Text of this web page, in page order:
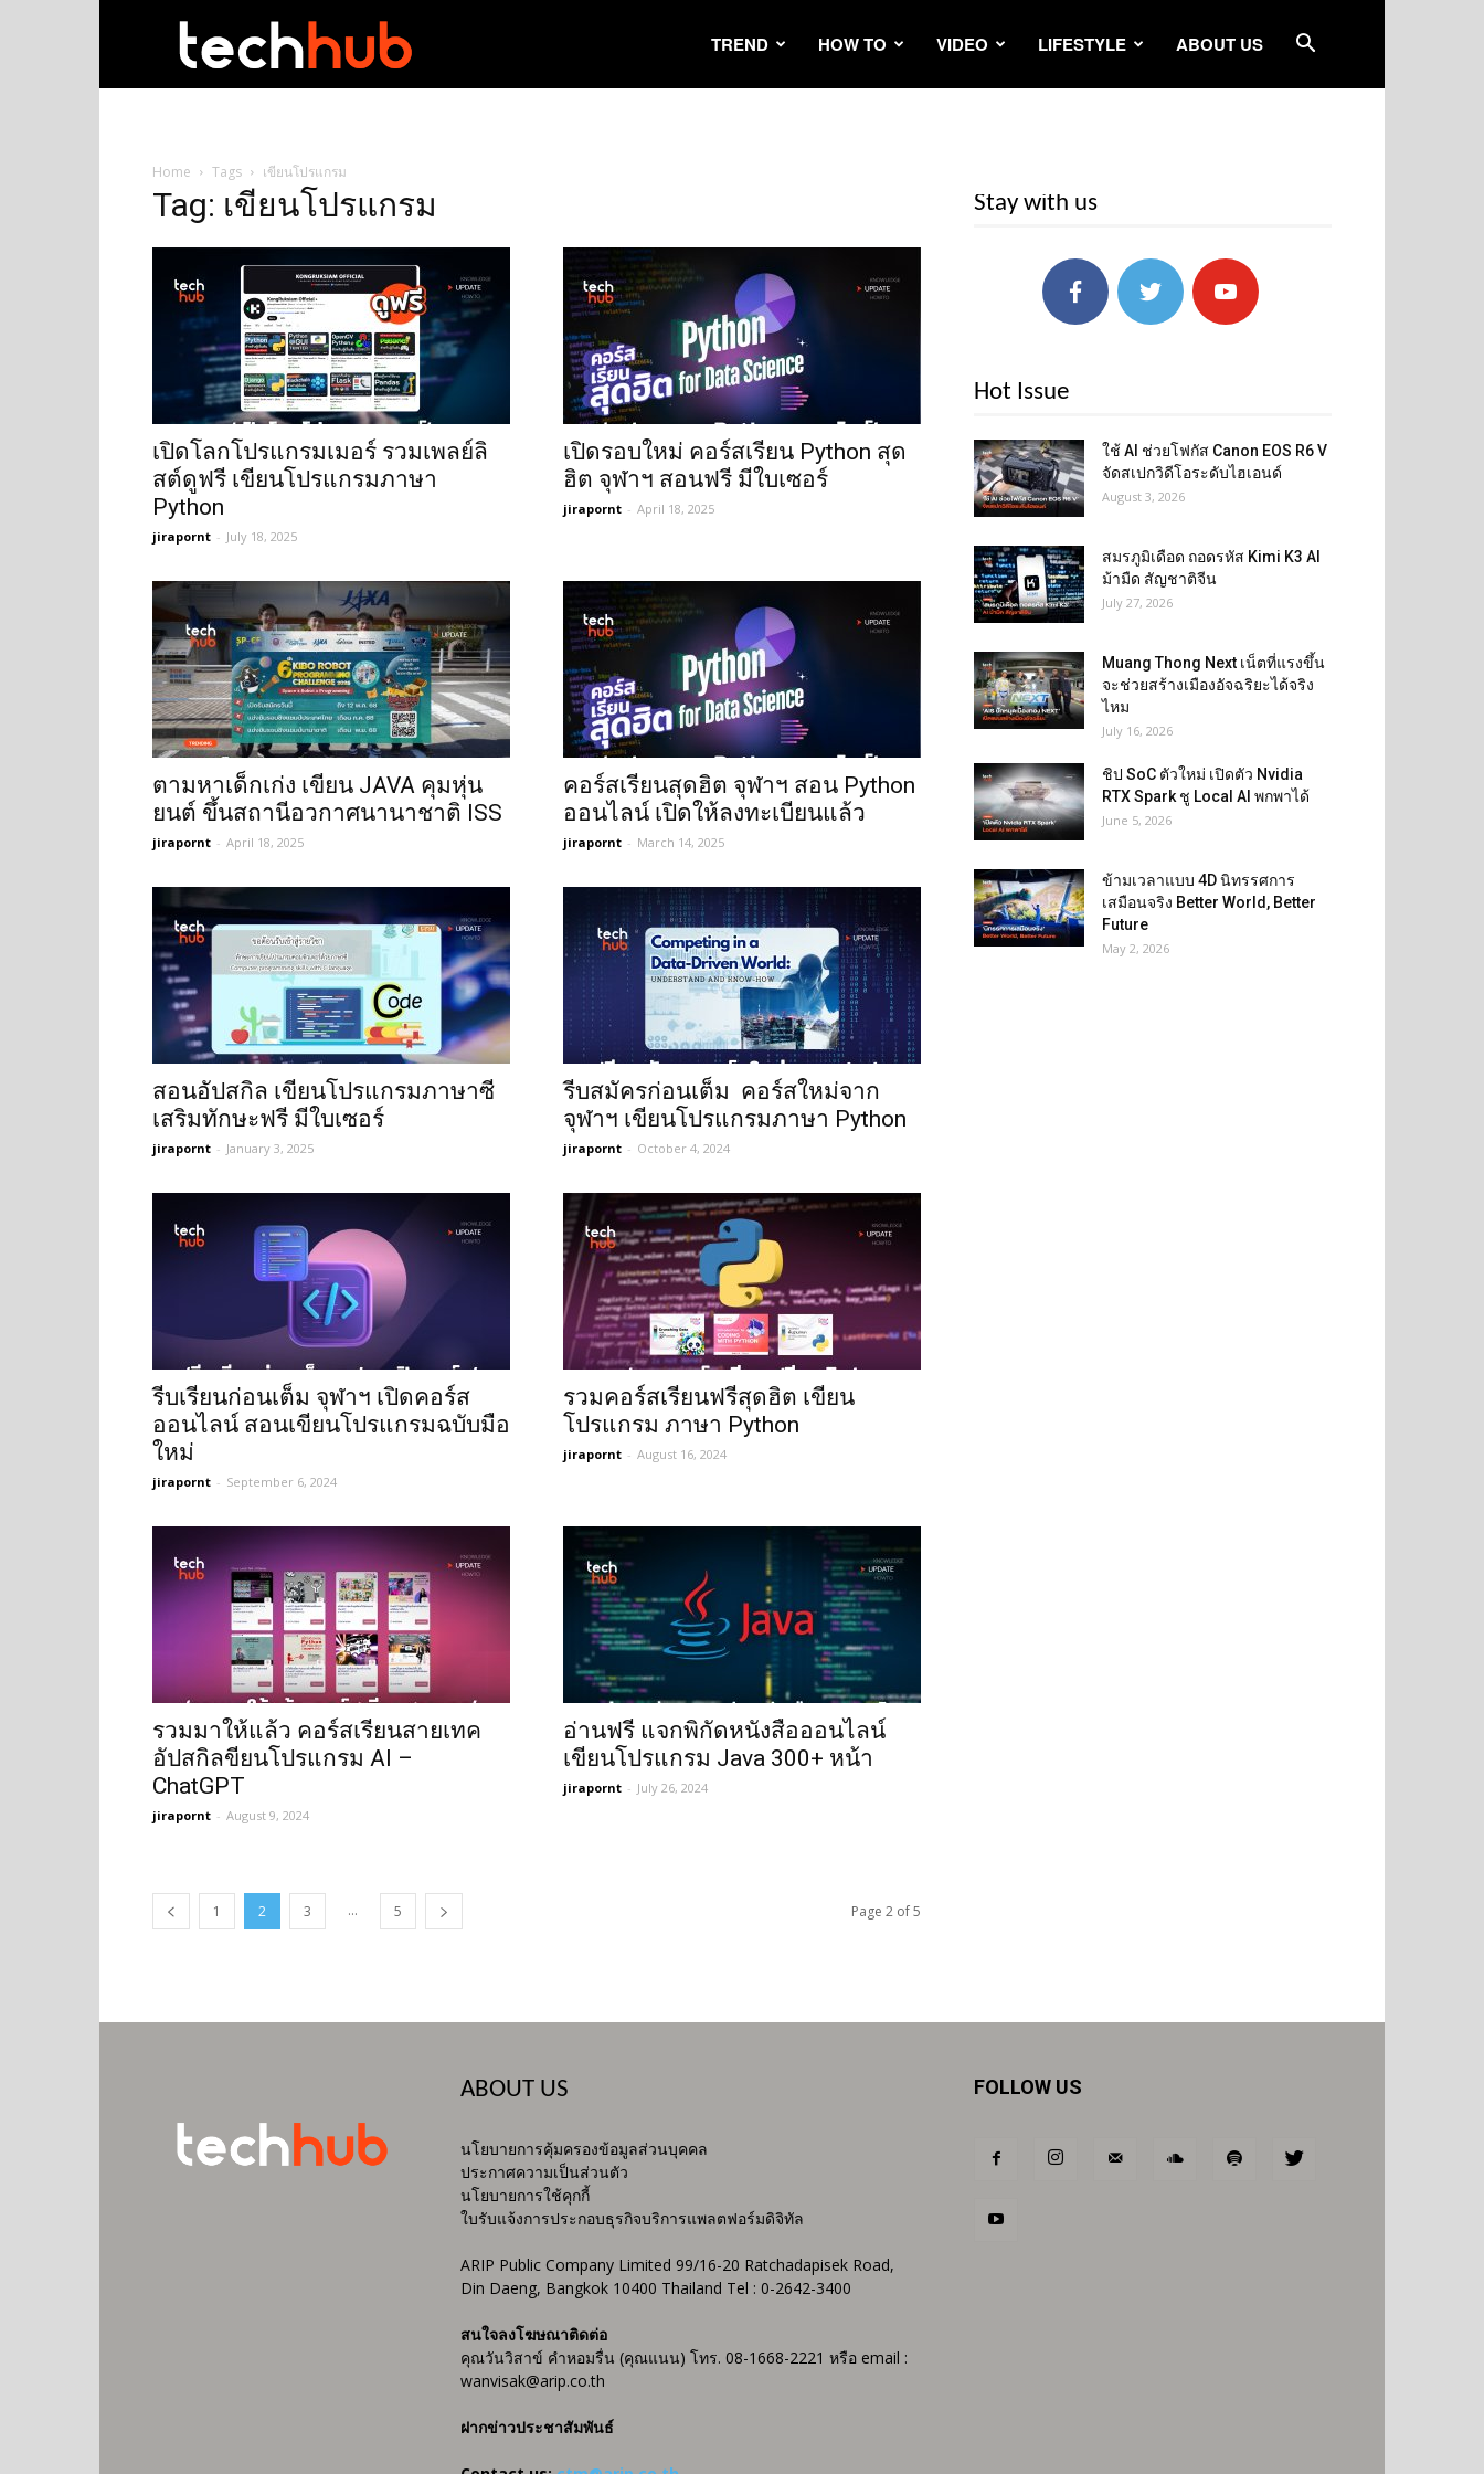
TREND HOW TO VIDEO LIFESTYLE ABOUT US
Home Tags เขียนโปรแกรม
Tag: เขียนโปรแกรม
เปิดโลกโปรแกรมเมอร์ รวมเพลย์ลิ
สต์ดูฟรี เขียนโปรแกรมภาษา
Python
jirapornt - July 18, 2025
เปิดรอบใหม่ คอร์สเรียน Python สุด
ฮิต จุฬาฯ สอนฟรี มีใบเซอร์
jirapornt - April 18, 2025
ตามหาเด็กเก่ง เขียน JAVA คุมหุ่น
ยนต์ ขึ้นสถานีอวกาศนานาชาติ ISS
jirapornt - April 18, 2025
คอร์สเรียนสุดฮิต จุฬาฯ สอน Python
ออนไลน์ เปิดให้ลงทะเบียนแล้ว
jirapornt - March 14, 2025
สอนอัปสกิล เขียนโปรแกรมภาษาซี
เสริมทักษะฟรี มีใบเซอร์
jirapornt - January 3, 2025
รีบสมัครก่อนเต็ม คอร์สใหม่จาก
จุฬาฯ เขียนโปรแกรมภาษา Python
jirapornt - October 4, 2024
รีบเรียนก่อนเต็ม จุฬาฯ เปิดคอร์ส
ออนไลน์ สอนเขียนโปรแกรมฉบับมือ
ใหม่
jirapornt - September 6, 2024
รวมคอร์สเรียนฟรีสุดฮิต เขียน
โปรแกรม ภาษา Python
jirapornt - August 16, 2024
รวมมาให้แล้ว คอร์สเรียนสายเทค
อัปสกิลขียนโปรแกรม AI –
ChatGPT
jirapornt - August 9, 2024
อ่านฟรี แจกพิกัดหนังสือออนไลน์
เขียนโปรแกรม Java 300+ หน้า
jirapornt - July 26, 2024
1 2 3 ... 5 Page 2 of 5
Stay with us
Hot Issue
ใช้ AI ช่วยโฟกัส Canon EOS R6 V
จัดสเปกวิดีโอระดับไฮเอนด์
August 3, 2026
สมรภูมิเดือด ถอดรหัส Kimi K3 AI
ม้ามืด สัญชาติจีน
July 27, 2026
Muang Thong Next เน็ตที่แรงขึ้น
จะช่วยสร้างเมืองอัจฉริยะได้จริง
ไหม
July 16, 2026
ชิป SoC ตัวใหม่ เปิดตัว Nvidia
RTX Spark ชู Local AI พกพาได้
June 5, 2026
ข้ามเวลาแบบ 4D นิทรรศการ
เสมือนจริง Better World, Better
Future
May 2, 2026
ABOUT US
นโยบายการคุ้มครองข้อมูลส่วนบุคคล
ประกาศความเป็นส่วนตัว
นโยบายการใช้คุกกี้
ใบรับแจ้งการประกอบธุรกิจบริการแพลตฟอร์มดิจิทัล
ARIP Public Company Limited 99/16-20 Ratchadapisek Road,
Din Daeng, Bangkok 10400 Thailand Tel : 0-2642-3400
สนใจลงโฆษณาติดต่อ
คุณวันวิสาข์ คำหอมรื่น (คุณแนน) โทร. 08-1668-2221 หรือ email :
wanvisak@arip.co.th
ฝากข่าวประชาสัมพันธ์
FOLLOW US